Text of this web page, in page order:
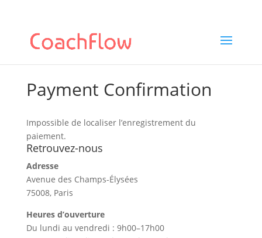
Payment Confirmation
Impossible de localiser l’enregistrement du
paiement.
Retrouvez-nous
Adresse
Avenue des Champs-Élysées
75008, Paris
Heures d’ouverture
Du lundi au vendredi : 9h00–17h00